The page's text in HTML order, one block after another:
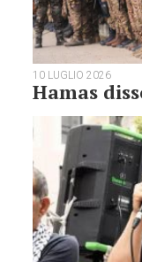
10 LUGLIO 2026
Hamas